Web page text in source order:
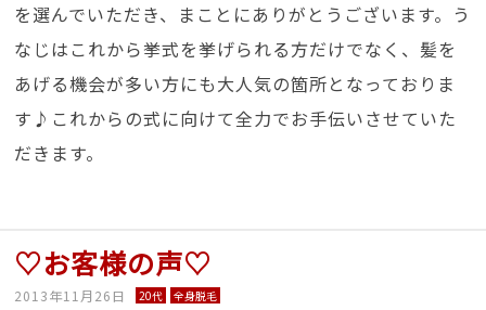
を選んでいただき、まことにありがとうございます。う
なじはこれから挙式を挙げられる方だけでなく、髪を
あげる機会が多い方にも大人気の箇所となっておりま
す♪これからの式に向けて全力でお手伝いさせていた
だきます。
♡お客様の声♡
2013年11月26日 20代 全身脱毛